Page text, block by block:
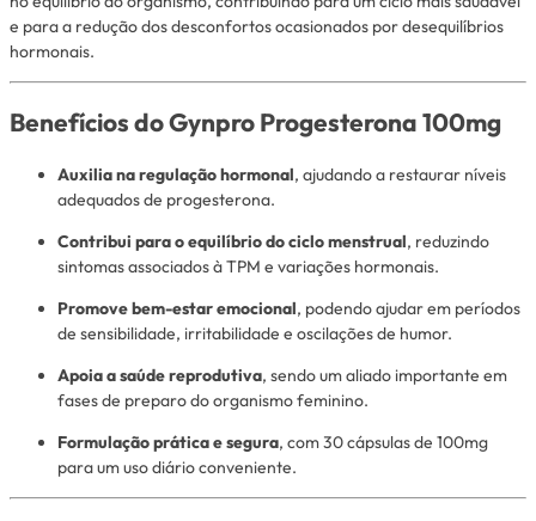
e para a redução dos desconfortos ocasionados por desequilíbrios
hormonais.
Benefícios do Gynpro Progesterona 100mg
Auxilia na regulação hormonal, ajudando a restaurar níveis
adequados de progesterona.
Contribui para o equilíbrio do ciclo menstrual, reduzindo
sintomas associados à TPM e variações hormonais.
Promove bem-estar emocional, podendo ajudar em períodos
de sensibilidade, irritabilidade e oscilações de humor.
Apoia a saúde reprodutiva, sendo um aliado importante em
fases de preparo do organismo feminino.
Formulação prática e segura, com 30 cápsulas de 100mg
para um uso diário conveniente.